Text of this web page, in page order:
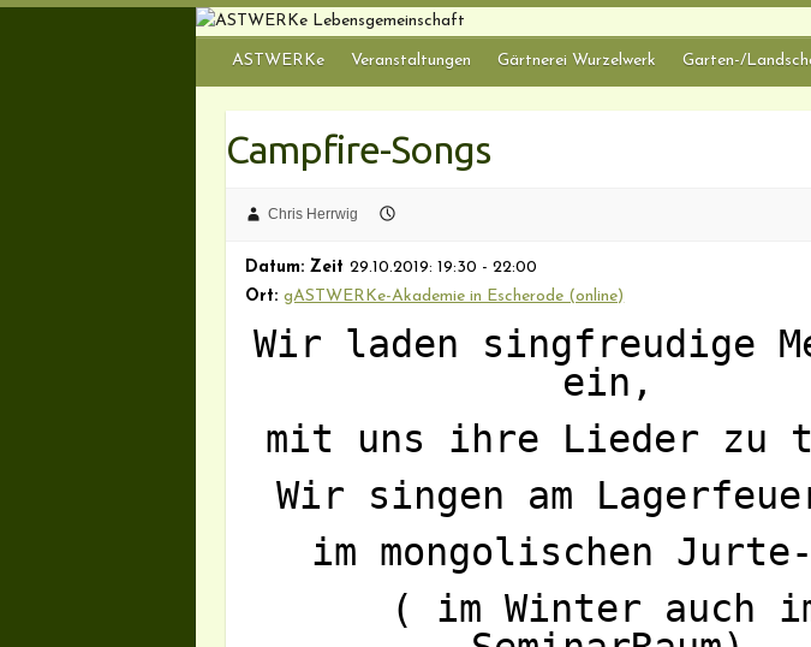
ASTWERKe Veranstaltungen Gärtnerei Wurzelwerk Garten-/
Campfire-Songs
Chris Herrwig
Datum: Zeit29.10.2019: 19:30 - 22:00
Ort:gASTWERKe-Akademie in Escherode (online)
Wir laden singfreudige
ein,
mit uns ihre Lieder zu
Wir singen am
im mongolischen
( im Winter auch